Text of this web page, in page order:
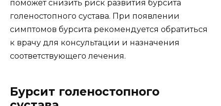
поможет снизить риск развития бурсита
голеностопного сустава. При появлении
симптомов бурсита рекомендуется обратиться
к врачу для консультации и назначения
соответствующего лечения.
Бурсит голеностопного